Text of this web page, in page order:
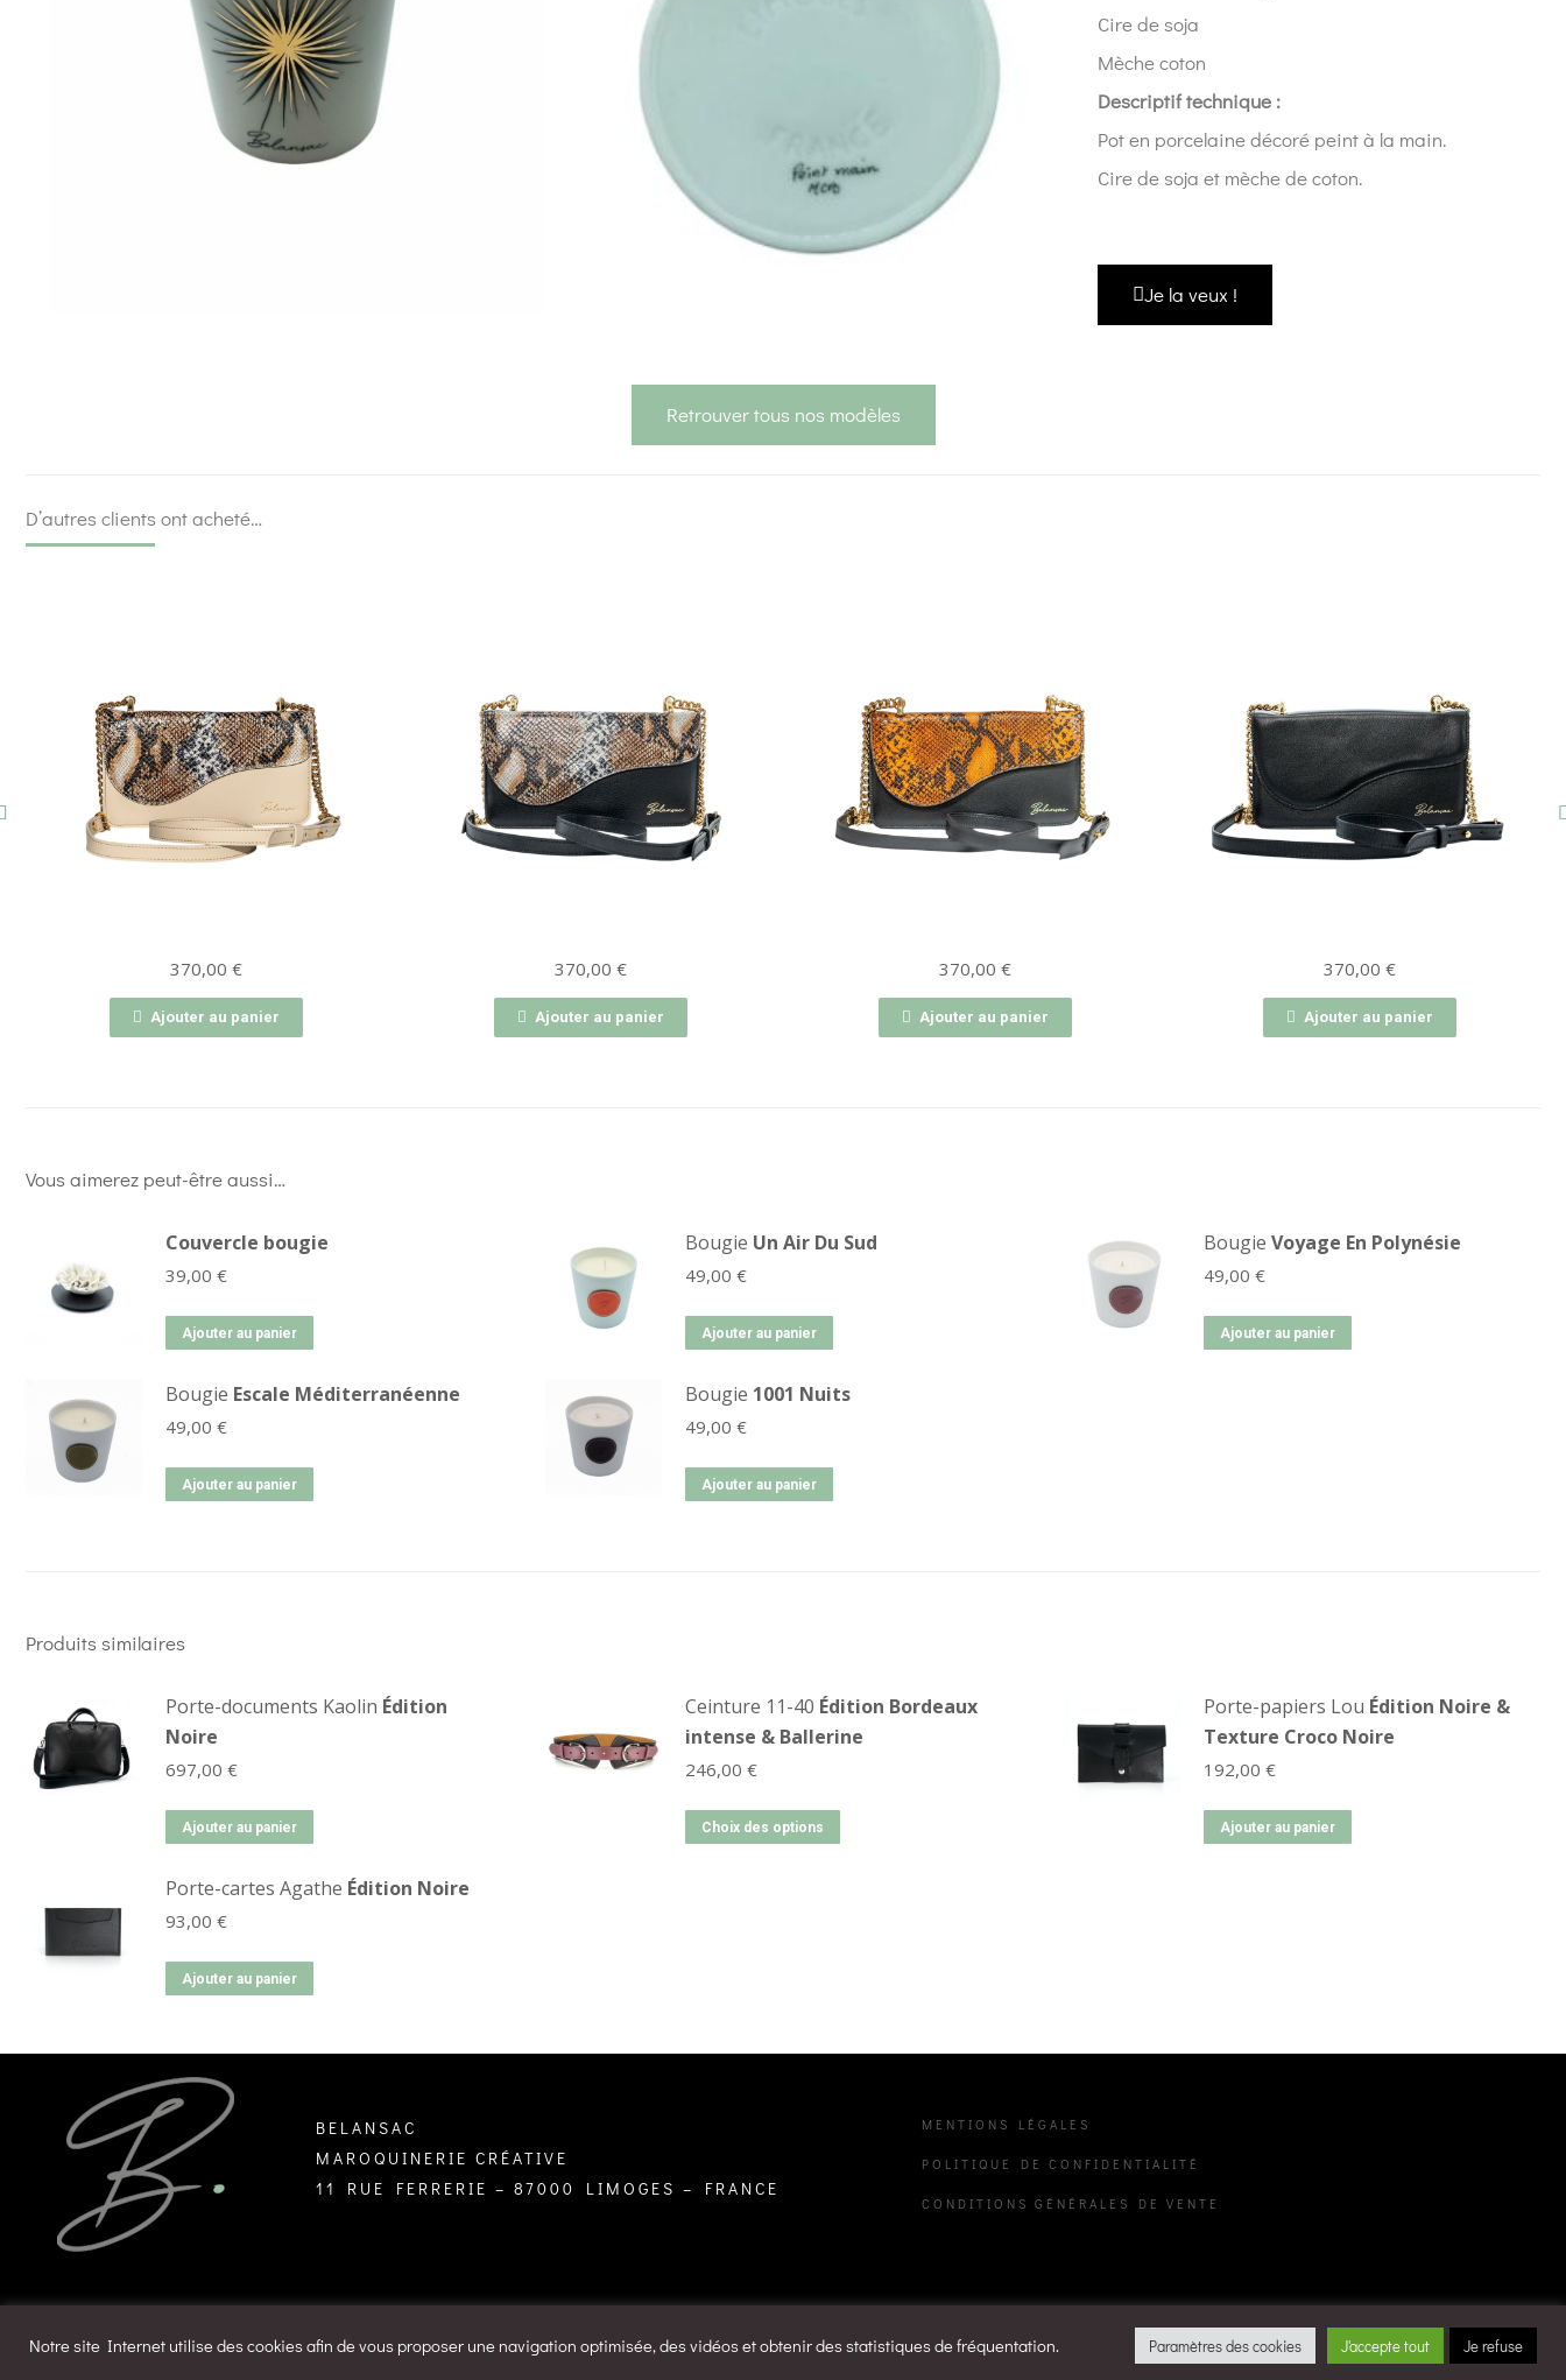
Cire de soja
Mèche coton
Descriptif technique :
Pot en porcelaine décoré peint à la main.
Cire de soja et mèche de coton.
Je la veux !
Retrouver tous nos modèles
D’autres clients ont acheté…
370,00 €
Ajouter au panier
370,00 €
Ajouter au panier
370,00 €
Ajouter au panier
370,00 €
Ajouter au panier
Vous aimerez peut-être aussi…
Couvercle bougie
39,00 €
Ajouter au panier
Bougie Un Air Du Sud
49,00 €
Ajouter au panier
Bougie Voyage En Polynésie
49,00 €
Ajouter au panier
Bougie Escale Méditerranéenne
49,00 €
Ajouter au panier
Bougie 1001 Nuits
49,00 €
Ajouter au panier
Produits similaires
Porte-documents Kaolin Édition
Noire
697,00 €
Ajouter au panier
Ceinture 11-40 Édition Bordeaux
intense & Ballerine
246,00 €
Choix des options
Porte-papiers Lou Édition Noire &
Texture Croco Noire
192,00 €
Ajouter au panier
Porte-cartes Agathe Édition Noire
93,00 €
Ajouter au panier
BELANSAC
MAROQUINERIE CRÉATIVE
11 RUE FERRERIE – 87000 LIMOGES – FRANCE
MENTIONS LÉGALES
POLITIQUE DE CONFIDENTIALITÉ
CONDITIONS GÉNÉRALES DE VENTE
design by Agence Design ILÔ Créatif/ © Tous droits réservés Belansac - Maroquinerie créative
Notre site Internet utilise des cookies afin de vous proposer une navigation optimisée, des vidéos et obtenir des statistiques de fréquentation. Paramètres des cookies J'accepte tout Je refuse